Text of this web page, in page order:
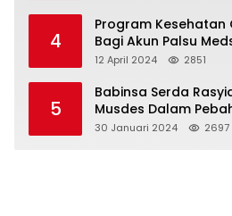
4
Program Kesehatan
Bagi Akun Palsu
12 April 2024 2851
5
Babinsa Serda Rasyid Lasim Hadiri Rapat
Musdes Dalam Pebahasan RAPBDES
Bereliku 2024
30 Januari 2024 2697